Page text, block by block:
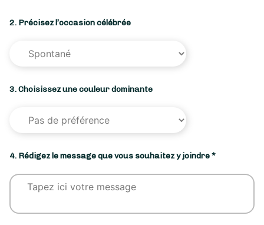
2. Précisez l’occasion célébrée
3. Choisissez une couleur dominante
4. Rédigez le message que vous souhaitez y joindre *